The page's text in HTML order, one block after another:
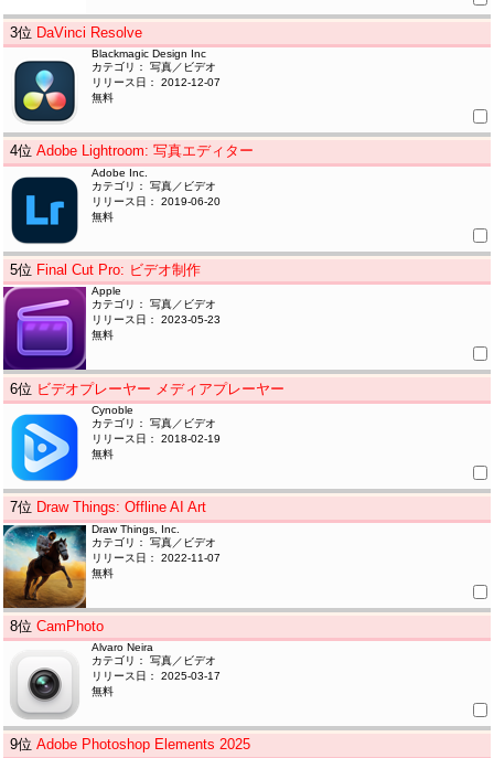
3位 DaVinci Resolve
Blackmagic Design Inc
カテゴリ： 写真／ビデオ
リリース日： 2012-12-07
無料
4位Adobe Lightroom: 写真エディター
Adobe Inc.
カテゴリ： 写真／ビデオ
リリース日： 2019-06-20
無料
5位 Final Cut Pro: ビデオ制作
Apple
カテゴリ： 写真／ビデオ
リリース日： 2023-05-23
無料
6位 ビデオプレーヤー メディアプレーヤー
Cynoble
カテゴリ： 写真／ビデオ
リリース日： 2018-02-19
無料
7位 Draw Things: Offline AI Art
Draw Things, Inc.
カテゴリ： 写真／ビデオ
リリース日： 2022-11-07
無料
8位CamPhoto
Alvaro Neira
カテゴリ： 写真／ビデオ
リリース日： 2025-03-17
無料
9位Adobe Photoshop Elements 2025